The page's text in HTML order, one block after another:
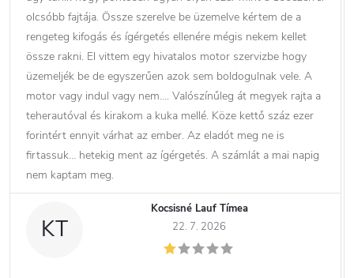
olcsóbb fajtája. Össze szerelve be üzemelve kértem de a
rengeteg kifogás és ígérgetés ellenére mégis nekem kellet
össze rakni. El vittem egy hivatalos motor szervizbe hogy
üzemeljék be de egyszerűen azok sem boldogulnak vele. A
motor vagy indul vagy nem…. Valószínűleg át megyek rajta a
teherautóval és kirakom a kuka mellé. Köze kettő száz ezer
forintért ennyit várhat az ember. Az eladót meg ne is
firtassuk… hetekig ment az ígérgetés. A számlát a mai napig
nem kaptam meg.
KT
Kocsisné Lauf Tímea
22. 7. 2026